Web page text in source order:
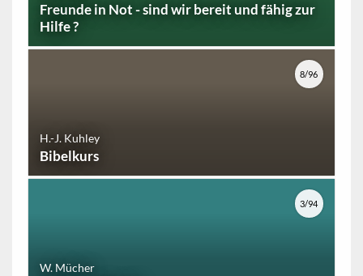
Freunde in Not - sind wir bereit und fähig zur
Hilfe ?
H.-J. Kuhley
Bibelkurs
8/96
W. Mücher
3/94